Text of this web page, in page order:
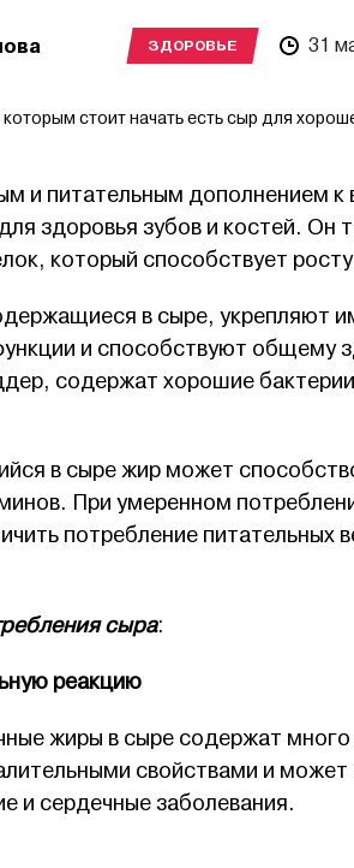
ЗДОРОВЬЕ 31
стоит начать есть сыр для
и питательным дополнением
здоровья зубов и костей. Он
который способствует
в сыре, укрепляют
и способствуют общему
содержат хорошие
в сыре жир может
При умеренном
потребление питательных
сыра:
реакцию
жиры в сыре содержат
свойствами и
и сердечные заболевания.